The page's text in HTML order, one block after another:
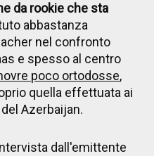
da rookie che sta
abbastanza
nel confronto
e spesso al centro
poco ortodosse,
quella effettuata ai
Azerbaijan.
dall'emittente